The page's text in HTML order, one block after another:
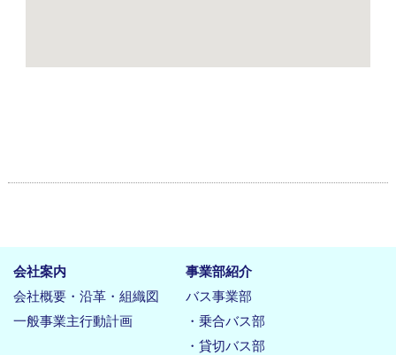
会社案内
会社概要・沿革・組織図
一般事業主行動計画
事業部紹介
バス事業部
・乗合バス部
・貸切バス部